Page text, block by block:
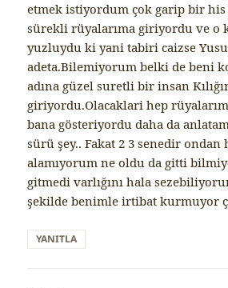
etmek istiyordum çok garip bir his
sürekli rüyalarıma giriyordu ve o
yuzluydu ki yani tabiri caizse
adeta.Bilemiyorum belki de beni
adına güzel suretli bir insan
giriyordu.Olacaklari hep
bana gösteriyordu daha da
sürü şey.. Fakat 2 3 senedir ondan
alamıyorum ne oldu da gitti
gitmedi varlığını hala
şekilde benimle irtibat kurmuyor
YANITLA